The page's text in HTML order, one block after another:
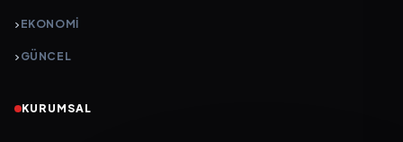
EKONOMİ
GÜNCEL
KURUMSAL